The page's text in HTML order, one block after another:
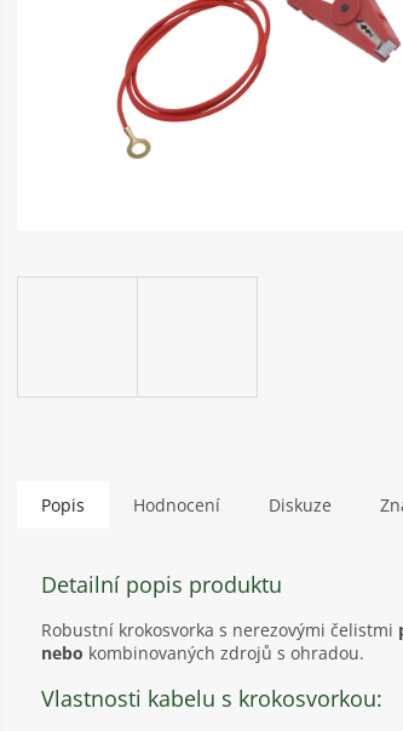
Popis Hodnocení Diskuze
Detailní popis produktu
Robustní krokosvorka s nerezovými čelistmi
nebo kombinovaných zdrojů s ohradou.
Vlastnosti kabelu s krokosvorkou: